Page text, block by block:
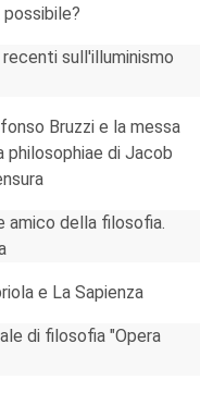
sull'illuminismo
Bruzzi e la messa
di Jacob
amico della filosofia.
e La Sapienza
di filosofia "Opera